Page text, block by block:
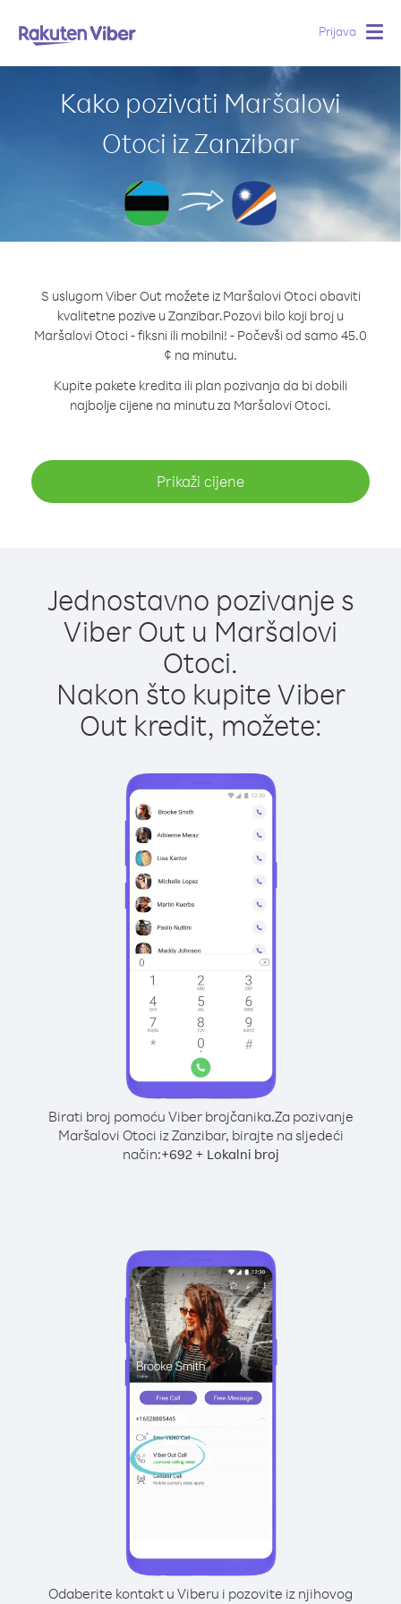
Prijava
Kako pozivati Maršalovi
Otoci iz Zanzibar
S uslugom Viber Out možete iz Maršalovi Otoci obaviti
kvalitetne pozive u Zanzibar.Pozovi bilo koji broj u
Maršalovi Otoci - fiksni ili mobilni! - Počevši od samo 45.0
¢ na minutu.
Kupite pakete kredita ili plan pozivanja da bi dobili
najbolje cijene na minutu za Maršalovi Otoci.
Prikaži cijene
Jednostavno pozivanje s
Viber Out u Maršalovi
Otoci.
Nakon što kupite Viber
Out kredit, možete:
Birati broj pomoću Viber brojčanika.Za pozivanje
Maršalovi Otoci iz Zanzibar, birajte na sljedeći
način:+692+ Lokalni broj
Odaberite kontakt u Viberu i pozovite iz njihovog